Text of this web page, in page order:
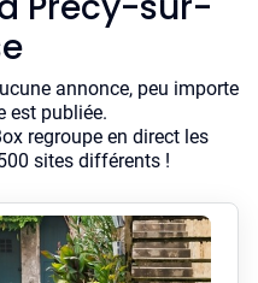
annonce, peu importe
est publiée.
regroupe en direct les
sites différents !